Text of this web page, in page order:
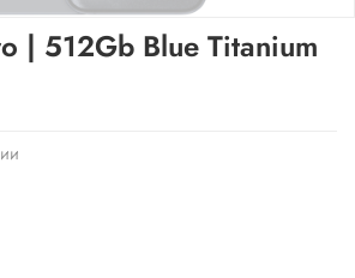
| 512Gb Blue Titanium